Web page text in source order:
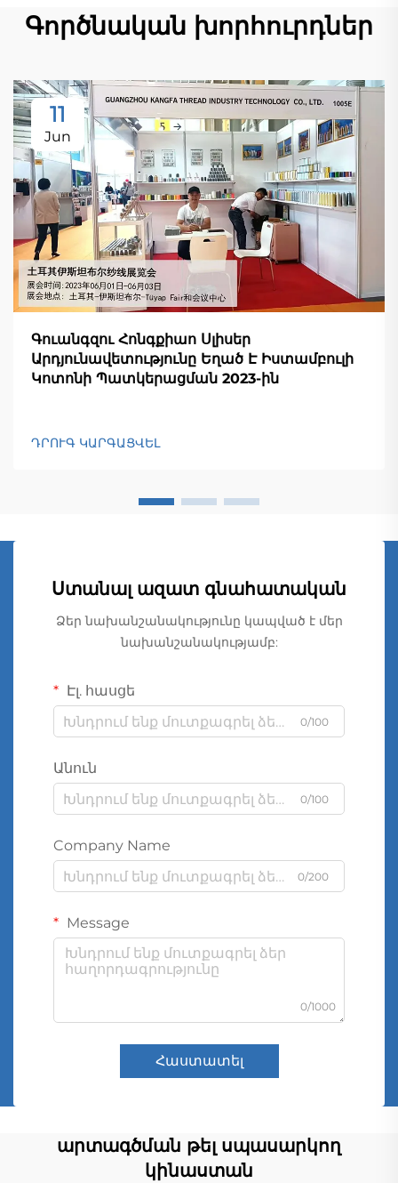
Գործնական խորհուրդներ
11
Jun
Գուանգզու Հոնգքիաո Սլիսեր
Արդյունավետությունը Եղած Է Իստամբուլի
Կոտոնի Պատկերացման 2023-ին
ԴՐՈՒԳ ԿԱՐԳԱՑՎԵԼ
Ստանալ ազատ գնահատական
Ձեր նախանշանակությունը կապված է մեր
նախանշանակությամբ:
Էլ. հասցե
0/100
Անուն
0/100
Company Name
0/200
Message
0/1000
Հաստատել
արտագծման թել սպասարկող
կինաստան